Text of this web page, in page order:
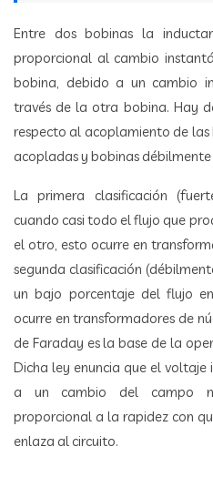
Entre dos bobinas la
proporcional al cambio
bobina, debido a un cambio
través de la otra bobina. Hay
respecto al acoplamiento de
acopladas y bobinas
La primera clasificación
cuando casi todo el flujo que
el otro, esto ocurre en
segunda clasificación
un bajo porcentaje del flujo
ocurre en transformadores de
de Faraday es la base de la
Dicha ley enuncia que el voltaje
a un cambio del campo
proporcional a la rapidez con
enlaza al circuito.